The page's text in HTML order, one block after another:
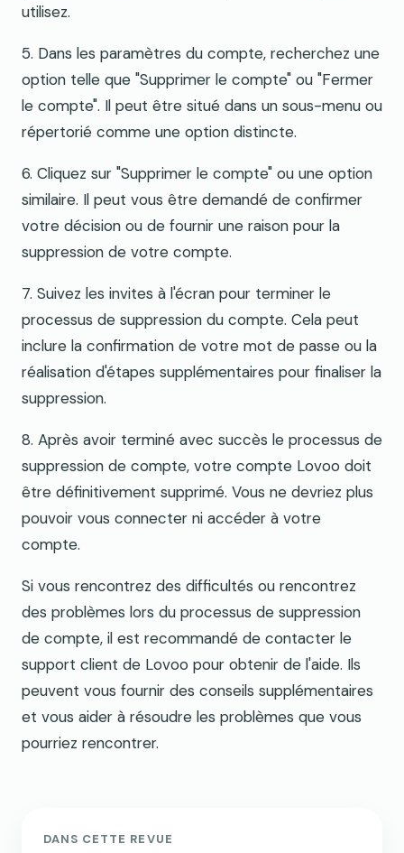
utilisez.
5. Dans les paramètres du compte, recherchez une
option telle que "Supprimer le compte" ou "Fermer
le compte". Il peut être situé dans un sous-menu ou
répertorié comme une option distincte.
6. Cliquez sur "Supprimer le compte" ou une option
similaire. Il peut vous être demandé de confirmer
votre décision ou de fournir une raison pour la
suppression de votre compte.
7. Suivez les invites à l'écran pour terminer le
processus de suppression du compte. Cela peut
inclure la confirmation de votre mot de passe ou la
réalisation d'étapes supplémentaires pour finaliser la
suppression.
8. Après avoir terminé avec succès le processus de
suppression de compte, votre compte Lovoo doit
être définitivement supprimé. Vous ne devriez plus
pouvoir vous connecter ni accéder à votre
compte.
Si vous rencontrez des difficultés ou rencontrez
des problèmes lors du processus de suppression
de compte, il est recommandé de contacter le
support client de Lovoo pour obtenir de l'aide. Ils
peuvent vous fournir des conseils supplémentaires
et vous aider à résoudre les problèmes que vous
pourriez rencontrer.
DANS CETTE REVUE